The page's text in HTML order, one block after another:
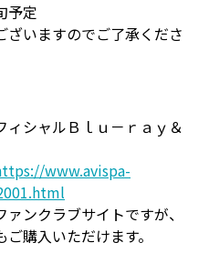
予定
いますのでご了承くださ
シャルＢｌｕ－ｒａｙ＆
www.avispa-
ンクラブサイトですが、
購入いただけます。